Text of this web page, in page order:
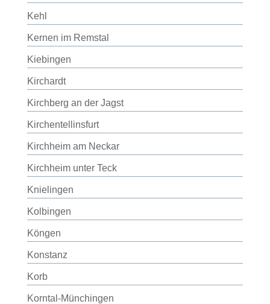
Kehl
Kernen im Remstal
Kiebingen
Kirchardt
Kirchberg an der Jagst
Kirchentellinsfurt
Kirchheim am Neckar
Kirchheim unter Teck
Knielingen
Kolbingen
Köngen
Konstanz
Korb
Korntal-Münchingen